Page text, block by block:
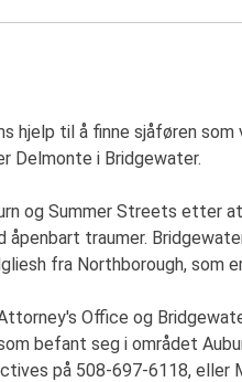
til å finne sjåføren som
Delmonte i Bridgewater.
og Summer Streets etter
traumer.
fra Northborough, som
Office og
befant seg i området
på 508-697-6118,